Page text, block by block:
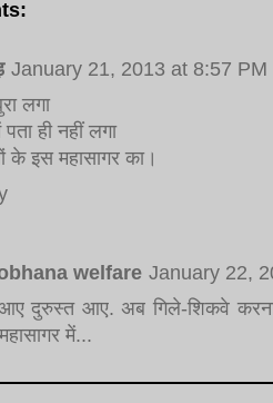
January 21, 2013 at 8:57 PM
लगा
ही नहीं लगा
के इस महासागर का।
welfare January 22,
दुरुस्त आए. अब गिले-शिकवे
में...